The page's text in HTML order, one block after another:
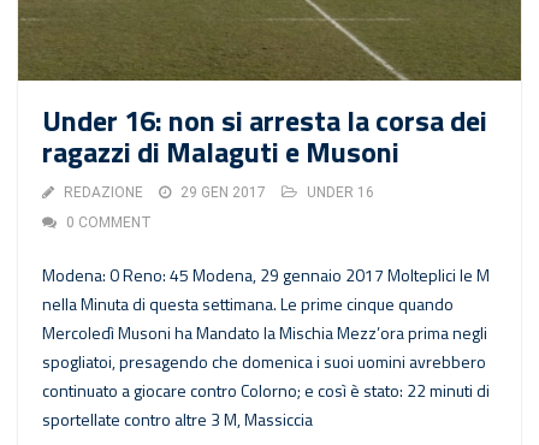
Under 16: non si arresta la corsa dei
ragazzi di Malaguti e Musoni
REDAZIONE 29 GEN 2017
UNDER 16
0 COMMENT
Modena: 0 Reno: 45 Modena, 29 gennaio 2017 Molteplici le M
nella Minuta di questa settimana. Le prime cinque quando
Mercoledì Musoni ha Mandato la Mischia Mezz’ora prima negli
spogliatoi, presagendo che domenica i suoi uomini avrebbero
continuato a giocare contro Colorno; e così è stato: 22 minuti di
sportellate contro altre 3 M, Massiccia